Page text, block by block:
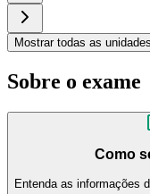
Mostrar todas as unidades
Sobre o exame
Como
Entenda as informações